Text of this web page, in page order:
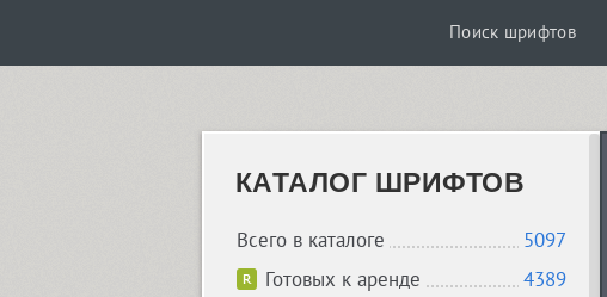
Поиск шрифтов
КАТАЛОГ ШРИФТОВ
Всего в каталоге
5097
Готовых к аренде
4389